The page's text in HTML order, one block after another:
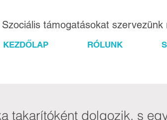
Szociális támogatásokat
KEZDŐLAP RÓLUNK